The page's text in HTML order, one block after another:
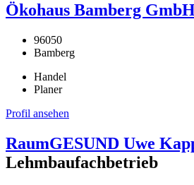
Ökohaus Bamberg
96050
Bamberg
Handel
Planer
Profil ansehen
RaumGESUND Uwe
Lehmbaufachbetrieb